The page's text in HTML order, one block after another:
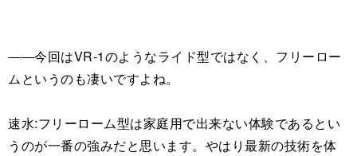
――今回はVR-1のようなライド型ではなく、フリーロー
ムというのも凄いですよね。
速水:フリーローム型は家庭用で出来ない体験であるとい
うのが一番の強みだと思います。やはり最新の技術を体